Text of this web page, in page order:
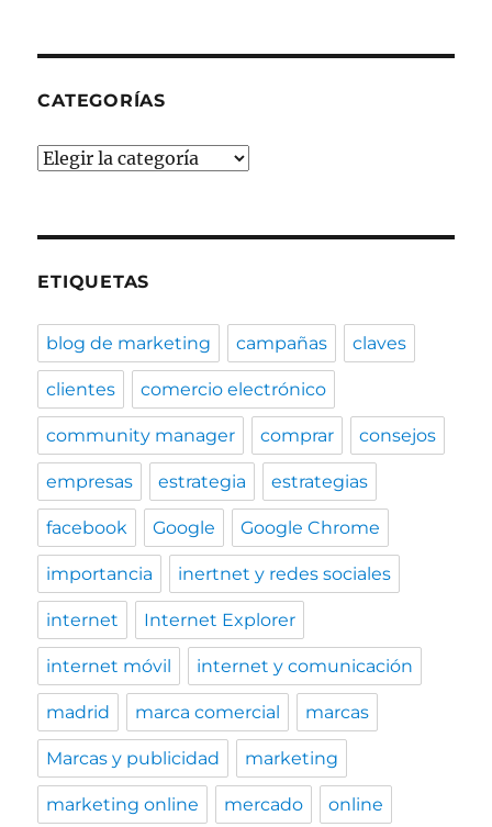
CATEGORÍAS
Categorías
ETIQUETAS
blog de marketing campañas claves
clientes comercio electrónico
community manager comprar consejos
empresas estrategia estrategias
facebook Google Google Chrome
importancia inertnet y redes sociales
internet Internet Explorer
internet móvil internet y comunicación
madrid marca comercial marcas
Marcas y publicidad marketing
marketing online mercado online